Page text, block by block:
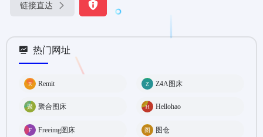
链接直达
热门网址
Remit Z4A图床
聚合图床 Hellohao
Freeimg图床 图仓